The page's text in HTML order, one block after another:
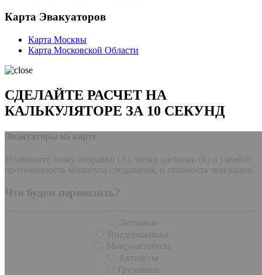
Карта Эвакуаторов
Карта Москвы
Карта Московской Области
СДЕЛАЙТЕ РАСЧЕТ НА
КАЛЬКУЛЯТОРЕ ЗА 10 СЕКУНД
Эвакуаторы на карте
Установите точку отправки (А), точку доставки (Б) и узнайте
протяженность маршрута следования, и стоимость эвакуации.
Что будем перевозить?
Легковые
Внедорожники
Микроавтобусы
Автобусы
Грузовики